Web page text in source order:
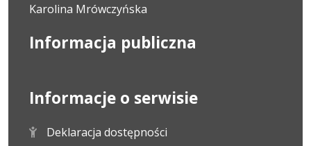
Karolina Mrówczyńska
Informacja publiczna
Informacje o serwisie
Deklaracja dostępności